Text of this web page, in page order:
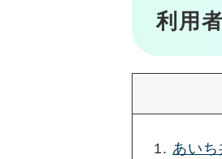
利用
あい